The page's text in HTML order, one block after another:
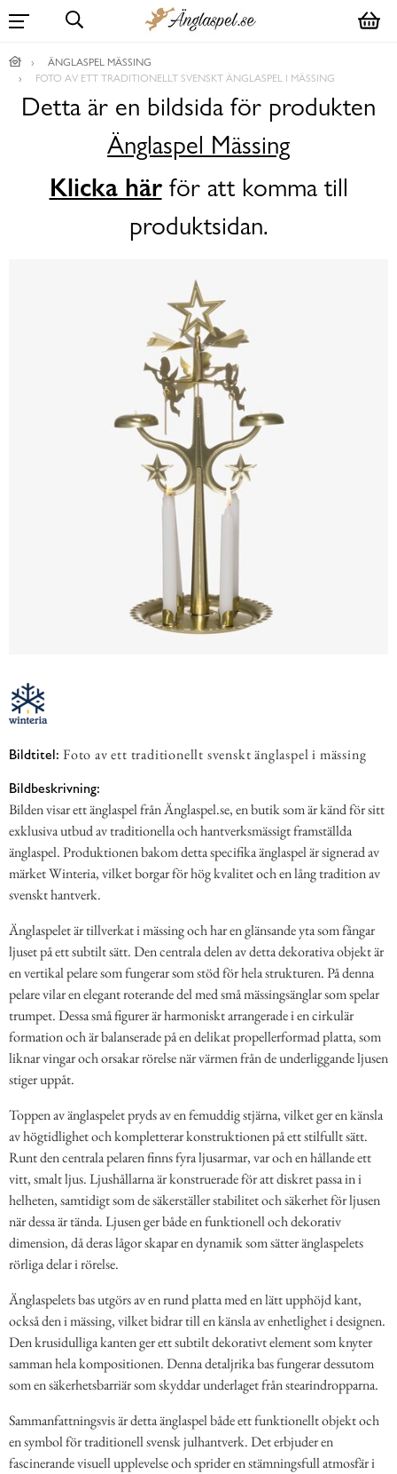
ÄNGLASPEL MÄSSING
FOTO AV ETT TRADITIONELLT SVENSKT ÄNGLASPEL I MÄSSING
Detta är en bildsida för produkten
Änglaspel Mässing
Klicka härför att komma till
produktsidan.
Bildtitel: Foto av ett traditionellt svenskt änglaspel i mässing
Bildbeskrivning:
Bilden visar ett änglaspel från Änglaspel.se, en butik som är känd för sitt
exklusiva utbud av traditionella och hantverksmässigt framställda
änglaspel. Produktionen bakom detta specifika änglaspel är signerad av
märket Winteria, vilket borgar för hög kvalitet och en lång tradition av
svenskt hantverk.
Änglaspelet är tillverkat i mässing och har en glänsande yta som fångar
ljuset på ett subtilt sätt. Den centrala delen av detta dekorativa objekt är
en vertikal pelare som fungerar som stöd för hela strukturen. På denna
pelare vilar en elegant roterande del med små mässingsänglar som spelar
trumpet. Dessa små figurer är harmoniskt arrangerade i en cirkulär
formation och är balanserade på en delikat propellerformad platta, som
liknar vingar och orsakar rörelse när värmen från de underliggande ljusen
stiger uppåt.
Toppen av änglaspelet pryds av en femuddig stjärna, vilket ger en känsla
av högtidlighet och kompletterar konstruktionen på ett stilfullt sätt.
Runt den centrala pelaren finns fyra ljusarmar, var och en hållande ett
vitt, smalt ljus. Ljushållarna är konstruerade för att diskret passa in i
helheten, samtidigt som de säkerställer stabilitet och säkerhet för ljusen
när dessa är tända. Ljusen ger både en funktionell och dekorativ
dimension, då deras lågor skapar en dynamik som sätter änglaspelets
rörliga delar i rörelse.
Änglaspelets bas utgörs av en rund platta med en lätt upphöjd kant,
också den i mässing, vilket bidrar till en känsla av enhetlighet i designen.
Den krusidulliga kanten ger ett subtilt dekorativt element som knyter
samman hela kompositionen. Denna detaljrika bas fungerar dessutom
som en säkerhetsbarriär som skyddar underlaget från stearindropparna.
Sammanfattningsvis är detta änglaspel både ett funktionellt objekt och
en symbol för traditionell svensk julhantverk. Det erbjuder en
fascinerande visuell upplevelse och sprider en stämningsfull atmosfär i